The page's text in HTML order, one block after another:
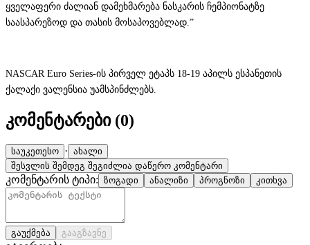
ყველაფერი ძალიან დამეხმარება ნასკარის ჩემპიონატზე
საასპარეზოდ და თასის მოსაპოვებლად.”
NASCAR Euro Series-ის პირველ ეტაპს 18-19 აპილს ესპანეთის
ქალაქი ვალენსია უამსპინძლებს.
კომენტარები (0)
საუკეთესო · ახალი
შესვლის შემდეგ შეგიძლია დაწერო კომენტარი
კომენტარის ტიპი: ზოგადი ანალიზი პროგნოზი კითხვა
გაუქმება გააგზავნე